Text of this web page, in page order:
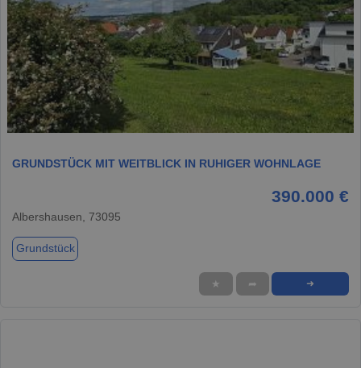
1 / 5
GRUNDSTÜCK MIT WEITBLICK IN RUHIGER WOHNLAGE
390.000 €
Albershausen, 73095
Grundstück
★ ➦ ➜